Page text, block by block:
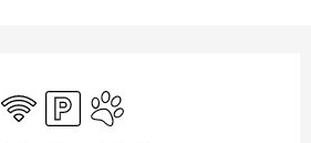
WiFi ParkingAnimaux acceptés